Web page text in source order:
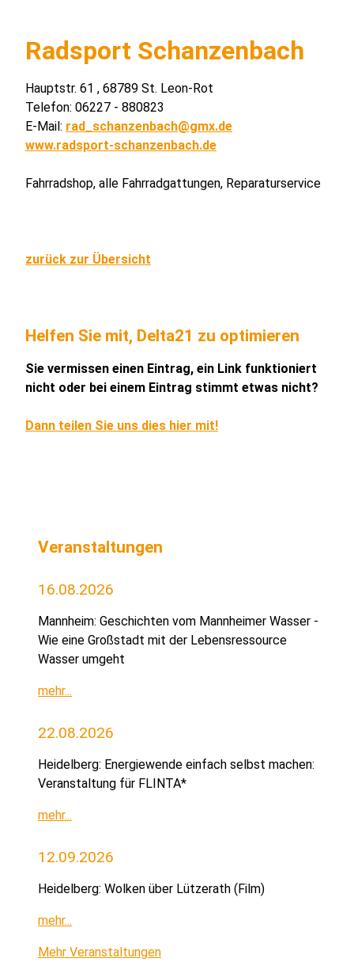
Radsport Schanzenbach
Hauptstr. 61 , 68789 St. Leon-Rot
Telefon: 06227 - 880823
E-Mail: rad_schanzenbach@gmx.de
www.radsport-schanzenbach.de
Fahrradshop, alle Fahrradgattungen, Reparaturservice
zurück zur Übersicht
Helfen Sie mit, Delta21 zu optimieren
Sie vermissen einen Eintrag, ein Link funktioniert
nicht oder bei einem Eintrag stimmt etwas nicht?
Dann teilen Sie uns dies hier mit!
Veranstaltungen
16.08.2026
Mannheim: Geschichten vom Mannheimer Wasser -
Wie eine Großstadt mit der Lebensressource
Wasser umgeht
mehr...
22.08.2026
Heidelberg: Energiewende einfach selbst machen:
Veranstaltung für FLINTA*
mehr...
12.09.2026
Heidelberg: Wolken über Lützerath (Film)
mehr...
Mehr Veranstaltungen